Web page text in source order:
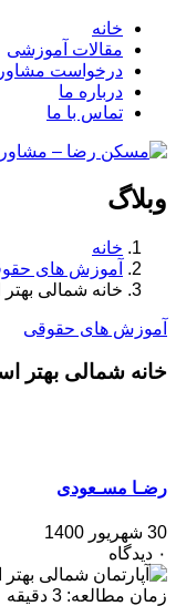
خانه
مقالات آموزشی
درخواست
درباره ما
تماس با ما
وبلاگ
خانه
آموزش های
خانه شمالی
آموزش های حقوقی
خانه شمالی بهتر
رضـا مسـعودی
30 شهریور 1400
۰ دیدگاه
زمان مطالعه: 3 دقیقه